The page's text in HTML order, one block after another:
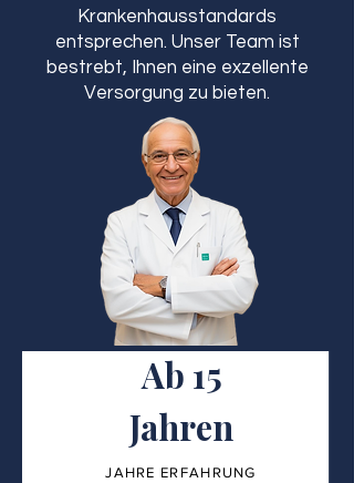
Krankenhausstandards
entsprechen. Unser Team ist
bestrebt, Ihnen eine exzellente
Versorgung zu bieten.
Ab 15
Jahren
JAHRE ERFAHRUNG